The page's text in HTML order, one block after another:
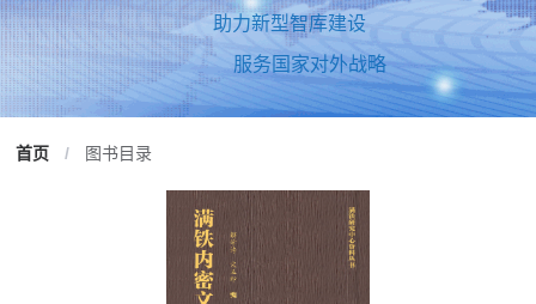
助力新型智库建设
服务国家对外战略
首页 / 图书目录